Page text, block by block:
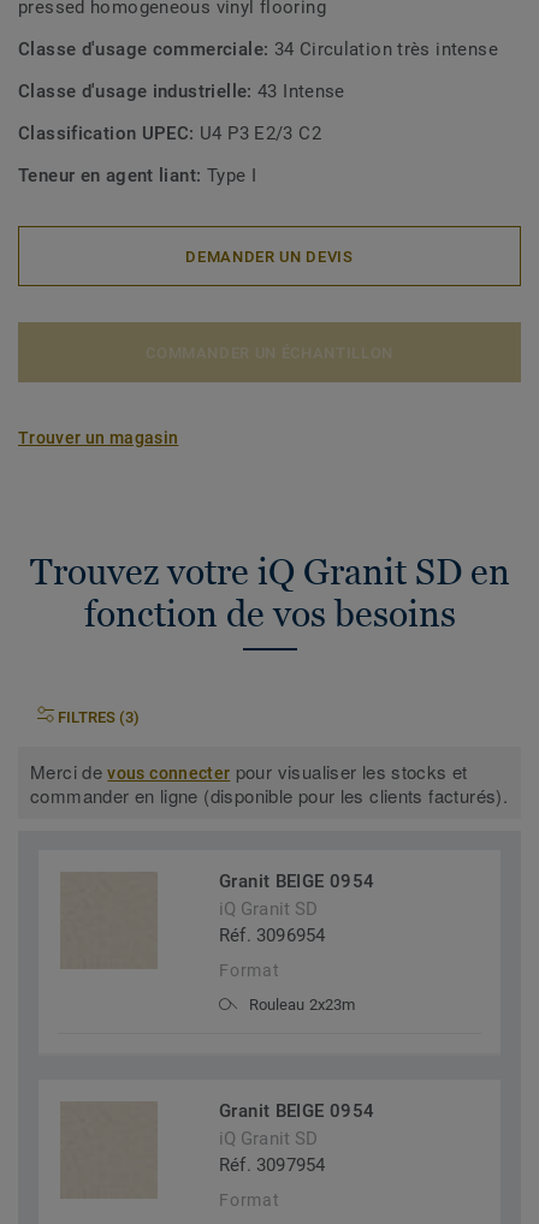
pressed homogeneous vinyl flooring
Classe d'usage commerciale: 34 Circulation très intense
Classe d'usage industrielle:43 Intense
Classification UPEC: U4 P3 E2/3 C2
Teneur en agent liant: Type I
DEMANDER UN DEVIS
Trouver un magasin
Trouvez votre iQ Granit SD en
fonction de vos besoins
FILTRES (3)
Merci devous connecter pour visualiser les stocks et
commander en ligne (disponible pour les clients facturés).
Granit BEIGE 0954
iQ Granit SD
Réf. 3096954
Format
Rouleau 2x23m
Granit BEIGE 0954
iQ Granit SD
Réf. 3097954
Format